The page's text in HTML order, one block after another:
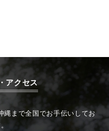
アクセス
縄まで全国でお手伝いしてお